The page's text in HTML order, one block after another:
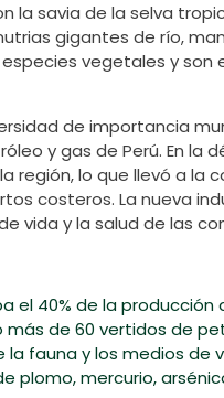
la savia de la selva
gigantes de río,
vegetales y
de importancia
y gas de Perú. En la
región, lo que llevó a
costeros. La nueva
vida y la salud de las
el 40% de la
más de 60 vertidos de
fauna y los medios de
plomo, mercurio,